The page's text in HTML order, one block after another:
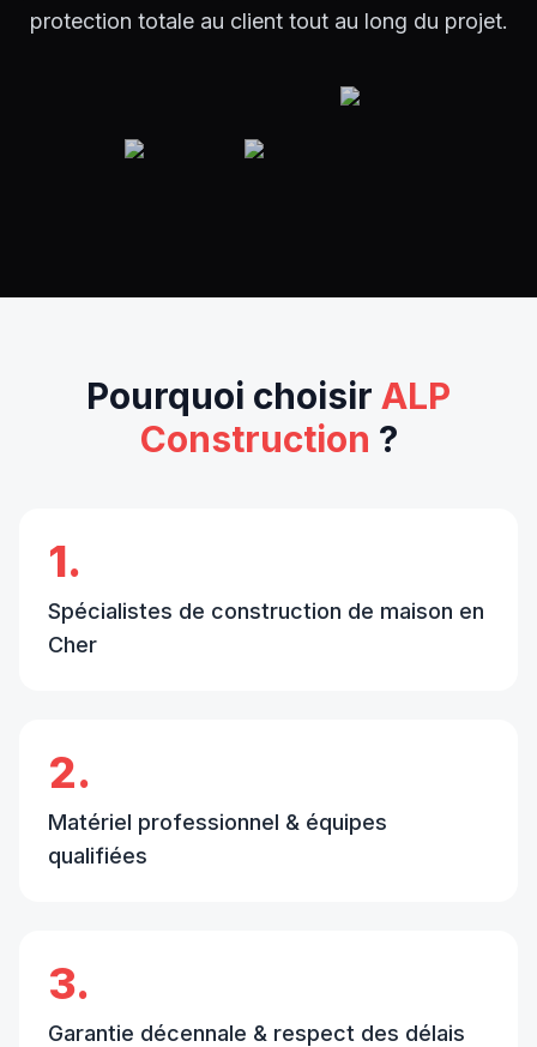
protection totale au client tout au long du projet.
Pourquoi choisir ALP
Construction ?
1.
Spécialistes de construction de maison en
Cher
2.
Matériel professionnel & équipes
qualifiées
3.
Garantie décennale & respect des délais